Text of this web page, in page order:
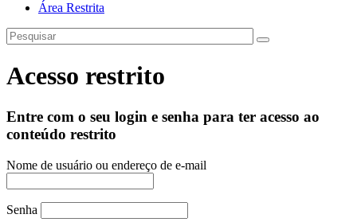
Área Restrita
Acesso restrito
Entre com o seu login e senha para ter acesso ao
conteúdo restrito
Nome de usuário ou endereço de e-mail
Senha